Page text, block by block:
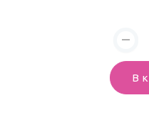
В